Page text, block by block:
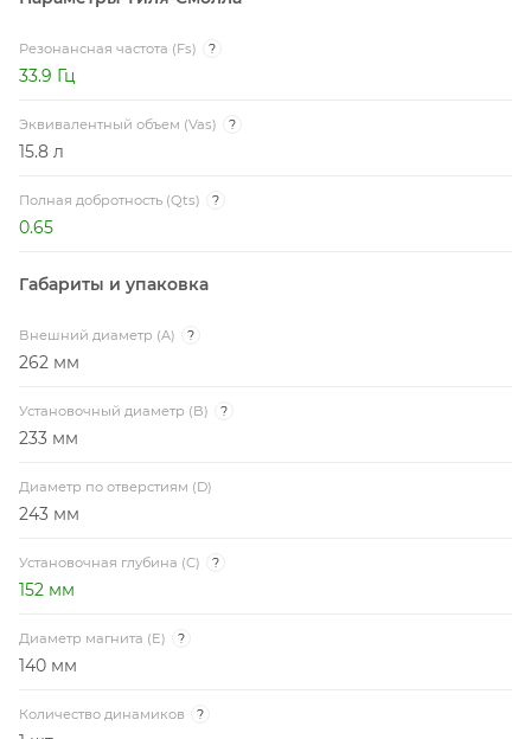
Резонансная частота (Fs) ?
33.9 Гц
Эквивалентный объем (Vas) ?
15.8 л
Полная добротность (Qts) ?
0.65
Габариты и упаковка
Внешний диаметр (A) ?
262 мм
Установочный диаметр (B) ?
233 мм
Диаметр по отверстиям (D)
243 мм
Установочная глубина (C) ?
152 мм
Диаметр магнита (E) ?
140 мм
Количество динамиков ?